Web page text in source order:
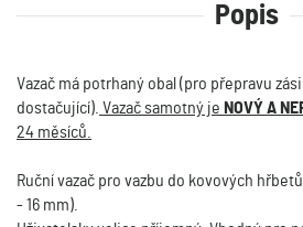
Popis
Vazač má potrhaný obal (pro přepravu
dostačující). Vazač samotný je NOVÝ A
24 měsíců.
Ruční vazač pro vazbu do kovových
- 16 mm).